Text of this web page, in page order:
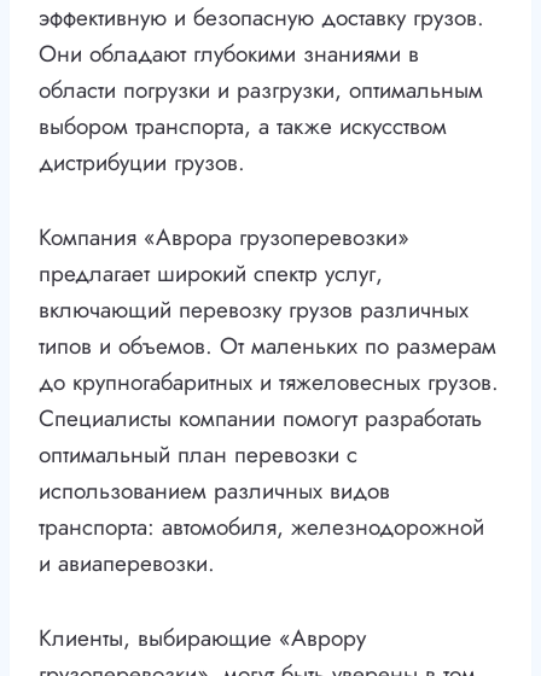
эффективную и безопасную доставку грузов.
Они обладают глубокими знаниями в
области погрузки и разгрузки, оптимальным
выбором транспорта, а также искусством
дистрибуции грузов.
Компания «Аврора грузоперевозки»
предлагает широкий спектр услуг,
включающий перевозку грузов различных
типов и объемов. От маленьких по размерам
до крупногабаритных и тяжеловесных грузов.
Специалисты компании помогут разработать
оптимальный план перевозки с
использованием различных видов
транспорта: автомобиля, железнодорожной
и авиаперевозки.
Клиенты, выбирающие «Аврору